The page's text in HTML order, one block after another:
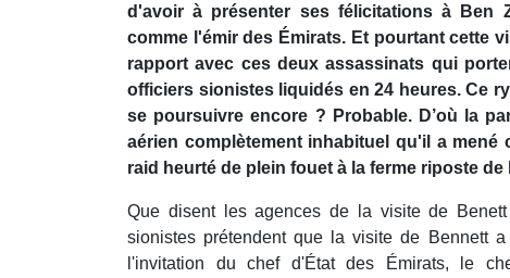
d'avoir à présenter ses félicitations à Ben
comme l'émir des Émirats. Et pourtant cette
rapport avec ces deux assassinats qui
officiers sionistes liquidés en 24 heures. Ce
se poursuivre encore ? Probable. D’où la
aérien complètement inhabituel qu'il a mené
raid heurté de plein fouet à la ferme riposte de
Que disent les agences de la visite de
sionistes prétendent que la visite de Bennett
l'invitation du chef d'État des Émirats, le